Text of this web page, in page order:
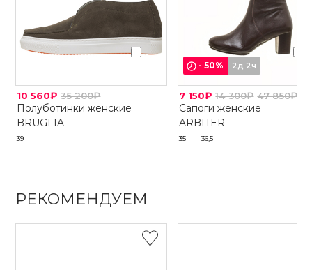
10 560₽ 35 200₽
Полуботинки женские
BRUGLIA
39
-50% 2д 2ч
7 150₽ 14 300₽ 47 850₽
Сапоги женские
ARBITER
35 36,5
РЕКОМЕНДУЕМ